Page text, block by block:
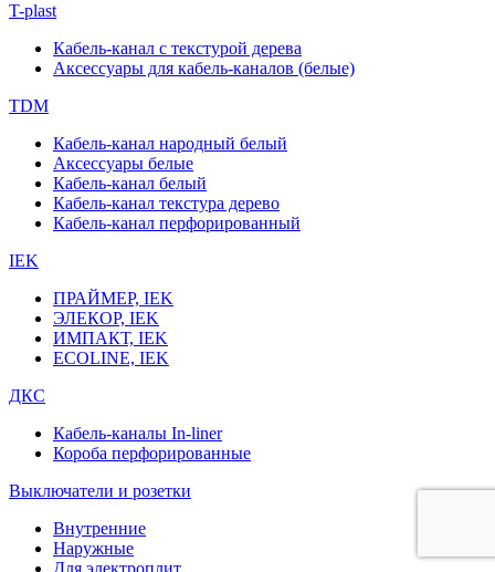
T-plast
Кабель-канал с текстурой дерева
Аксессуары для кабель-каналов (белые)
TDM
Кабель-канал народный белый
Аксессуары белые
Кабель-канал белый
Кабель-канал текстура дерево
Кабель-канал перфорированный
IEK
ПРАЙМЕР, IEK
ЭЛЕКОР, IEK
ИМПАКТ, IEK
ECOLINE, IEK
ДКС
Кабель-каналы In-liner
Короба перфорированные
Выключатели и розетки
Внутренние
Наружные
Для электроплит